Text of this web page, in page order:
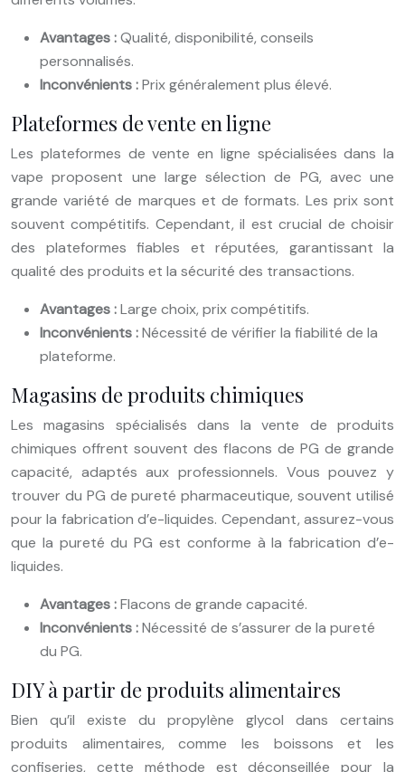
Avantages :Qualité, disponibilité, conseils
personnalisés.
Inconvénients :Prix généralement plus élevé.
Plateformes de vente en ligne
Les plateformes de vente en ligne spécialisées dans la
vape proposent une large sélection de PG, avec une
grande variété de marques et de formats. Les prix sont
souvent compétitifs. Cependant, il est crucial de choisir
des plateformes fiables et réputées, garantissant la
qualité des produits et la sécurité des transactions.
Avantages :Large choix, prix compétitifs.
Inconvénients :Nécessité de vérifier la fiabilité de la
plateforme.
Magasins de produits chimiques
Les magasins spécialisés dans la vente de produits
chimiques offrent souvent des flacons de PG de grande
capacité, adaptés aux professionnels. Vous pouvez y
trouver du PG de pureté pharmaceutique, souvent utilisé
pour la fabrication d’e-liquides. Cependant, assurez-vous
que la pureté du PG est conforme à la fabrication d’e-
liquides.
Avantages :Flacons de grande capacité.
Inconvénients :Nécessité de s’assurer de la pureté
du PG.
DIY à partir de produits alimentaires
Bien qu’il existe du propylène glycol dans certains
produits alimentaires, comme les boissons et les
confiseries, cette méthode est déconseillée pour la